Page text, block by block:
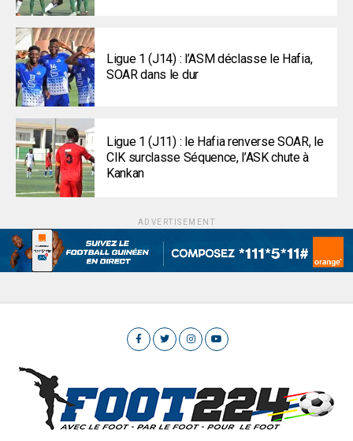
Ligue 1 (J14) : l’ASM déclasse le Hafia,
SOAR dans le dur
Ligue 1 (J11) : le Hafia renverse SOAR, le
CIK surclasse Séquence, l’ASK chute à
Kankan
ADVERTISEMENT